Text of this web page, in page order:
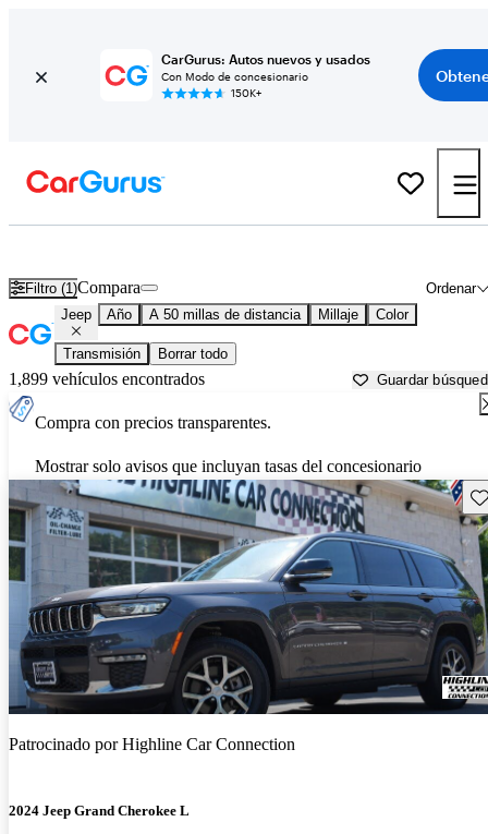
CarGurus: Autos nuevos y usados
Con Modo de concesionario
150K+
Filtro (1) Ordenar
Compara
Jeep Año A 50 millas de distancia Millaje Color
Transmisión Borrar todo
1,899 vehículos encontrados Guardar
Compra con precios transparentes.
Mostrar solo avisos que incluyan tasas del concesionario
Patrocinado porHighline Car Connection
2024 Jeep Grand Cherokee L